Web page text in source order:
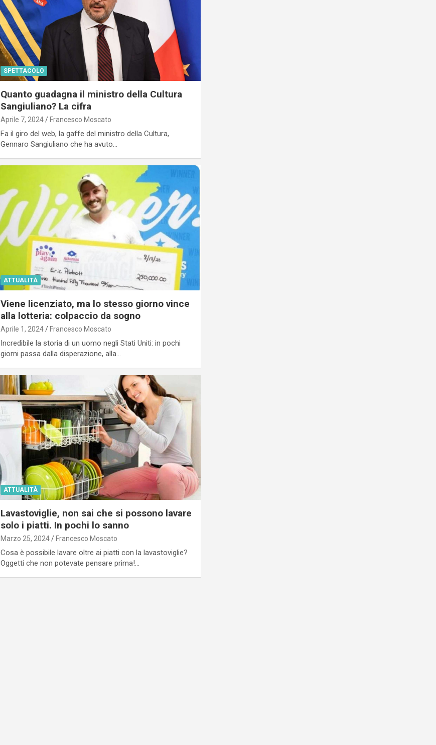
SPETTACOLO
Quanto guadagna il ministro della Cultura
Sangiuliano? La cifra
Aprile 7, 2024 Francesco Moscato
Fa il giro del web, la gaffe del ministro della Cultura,
Gennaro Sangiuliano che ha avuto…
ATTUALITÀ
Viene licenziato, ma lo stesso giorno vince
alla lotteria: colpaccio da sogno
Aprile 1, 2024 Francesco Moscato
Incredibile la storia di un uomo negli Stati Uniti: in pochi
giorni passa dalla disperazione, alla…
ATTUALITÀ
Lavastoviglie, non sai che si possono lavare
solo i piatti. In pochi lo sanno
Marzo 25, 2024 Francesco Moscato
Cosa è possibile lavare oltre ai piatti con la lavastoviglie?
Oggetti che non potevate pensare prima!…